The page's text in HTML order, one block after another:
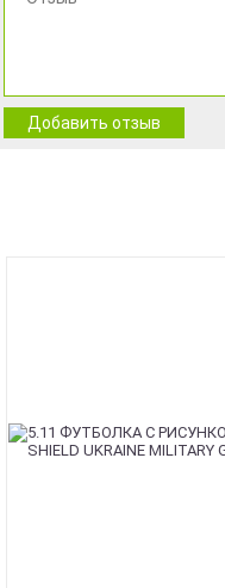
Добавить отзыв